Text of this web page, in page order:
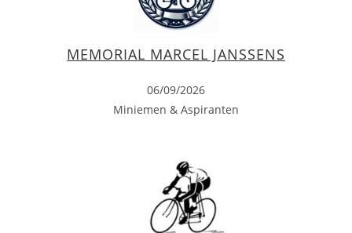
MEMORIAL MARCEL JANSSENS
06/09/2026
Miniemen & Aspiranten